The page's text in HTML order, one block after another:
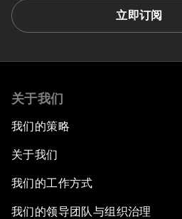
立即订阅
关于我们
我们的策略
关于我们
我们的工作方式
我们的领导团队与组织治理